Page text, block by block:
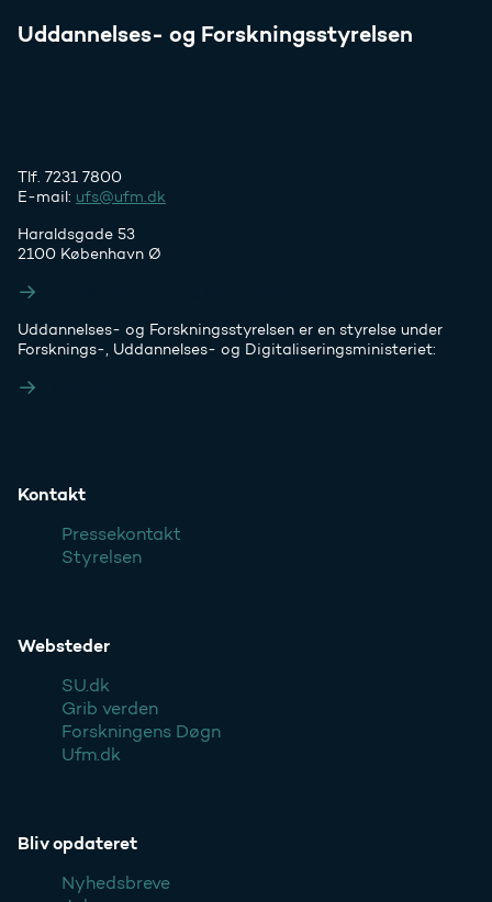
Uddannelses- og Forskningsstyrelsen
Tlf. 7231 7800
E-mail: ufs@ufm.dk
Haraldsgade 53
2100 København Ø
Uddannelses- og Forskningsstyrelsen er en styrelse under
Forsknings-, Uddannelses- og Digitaliseringsministeriet:
Kontakt
Pressekontakt
Styrelsen
Websteder
SU.dk
Grib verden
Forskningens Døgn
Ufm.dk
Bliv opdateret
Nyhedsbreve